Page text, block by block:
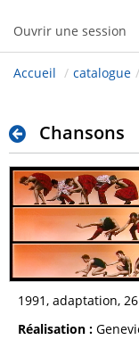
Ouvrir une session
Accueil / catalogue /
Chansons
1991, adaptation,
Réalisation :